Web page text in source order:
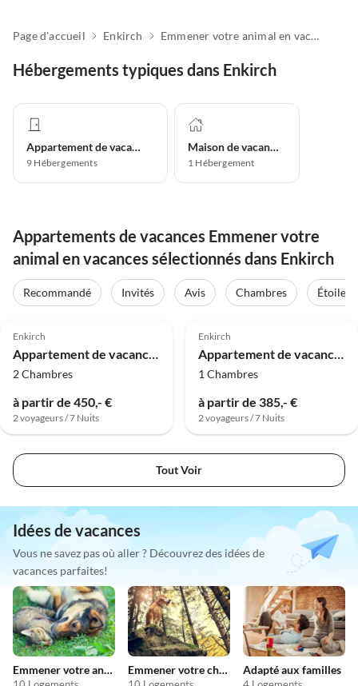
Page d'accueil Enkirch Emmener votre animal en vacances
Hébergements typiques dans Enkirch
Appartement de vacances
9 Hébergements
Maison de vacances
1 Hébergement
Appartements de vacances Emmener votre
animal en vacances sélectionnés dans Enkirch
Recommandé Invités Avis Chambres
Étoiles
Enkirch
Appartement de vacances Cochem
2 Chambres
à partir de 450,- €
2 voyageurs / 7 Nuits
Enkirch
Appartement de vacances Bernkastel
1 Chambres
à partir de 385,- €
2 voyageurs / 7 Nuits
Tout Voir
Idées de vacances
Vous ne savez pas où aller ? Découvrez des idées de
vacances parfaites!
Emmener votre animal en vacances Emmener votre chien en vacances Adapté aux familles